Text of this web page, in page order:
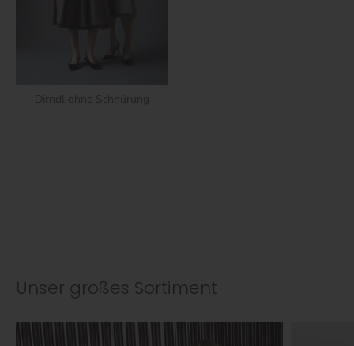
Dirndl ohne Schnürung
Unser großes Sortiment